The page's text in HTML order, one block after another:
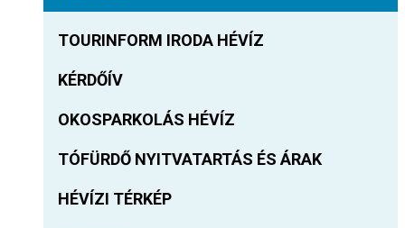
TOURINFORM IRODA HÉVÍZ
KÉRDŐÍV
OKOSPARKOLÁS HÉVÍZ
TÓFÜRDŐ NYITVATARTÁS ÉS ÁRAK
HÉVÍZI TÉRKÉP